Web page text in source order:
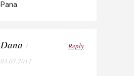
Pana
Dana /
03.07.2011
Reply